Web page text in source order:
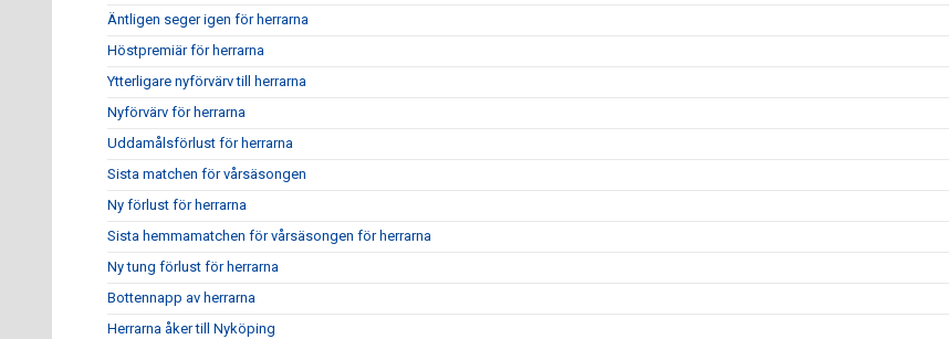
Äntligen seger igen för herrarna
Höstpremiär för herrarna
Ytterligare nyförvärv till herrarna
Nyförvärv för herrarna
Uddamålsförlust för herrarna
Sista matchen för vårsäsongen
Ny förlust för herrarna
Sista hemmamatchen för vårsäsongen för herrarna
Ny tung förlust för herrarna
Bottennapp av herrarna
Herrarna åker till Nyköping